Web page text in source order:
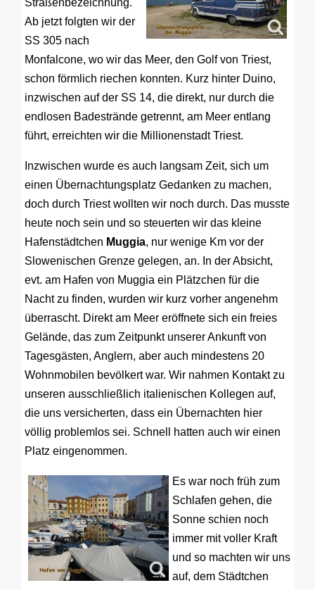
Straßenbezeichnung.
Ab jetzt folgten wir der
SS 305 nach
Monfalcone, wo wir das Meer, den Golf von Triest,
schon förmlich riechen konnten. Kurz hinter Duino,
inzwischen auf der SS 14, die direkt, nur durch die
endlosen Badestrände getrennt, am Meer entlang
führt, erreichten wir die Millionenstadt Triest.
Inzwischen wurde es auch langsam Zeit, sich um
einen Übernachtungsplatz Gedanken zu machen,
doch durch Triest wollten wir noch durch. Das musste
heute noch sein und so steuerten wir das kleine
Hafenstädtchen Muggia, nur wenige Km vor der
Slowenischen Grenze gelegen, an. In der Absicht,
evt. am Hafen von Muggia ein Plätzchen für die
Nacht zu finden, wurden wir kurz vorher angenehm
überrascht. Direkt am Meer eröffnete sich ein freies
Gelände, das zum Zeitpunkt unserer Ankunft von
Tagesgästen, Anglern, aber auch mindestens 20
Wohnmobilen bevölkert war. Wir nahmen Kontakt zu
unseren ausschließlich italienischen Kollegen auf,
die uns versicherten, dass ein Übernachten hier
völlig problemlos sei. Schnell hatten auch wir einen
Platz eingenommen.
Es war noch früh zum
Schlafen gehen, die
Sonne schien noch
immer mit voller Kraft
und so machten wir uns
auf, dem Städtchen